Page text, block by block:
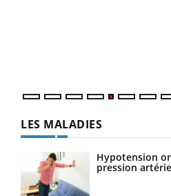
LES MALADIES
Hypotension
pression